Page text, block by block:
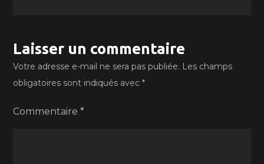
Laisser un commentaire
Votre adresse e-mail ne sera pas publiée. Les champs
obligatoires sont indiqués avec*
Commentaire*